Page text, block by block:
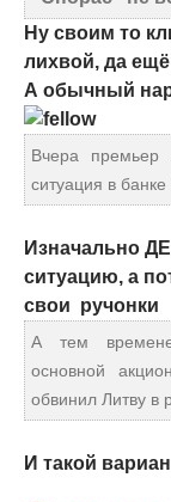
Ну своим то
лихвой, да
А обычный
Вчера премьер
ситуация в
Изначально
ситуацию, а
свои ручонки
А тем
основной
обвинил Литву в
И такой